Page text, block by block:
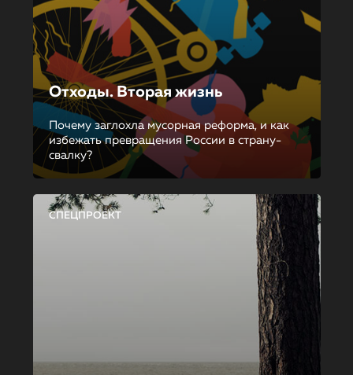
Отходы. Вторая жизнь
Почему заглохла мусорная реформа, и как
избежать превращения России в страну-
свалку?
СПЕЦПРОЕКТ